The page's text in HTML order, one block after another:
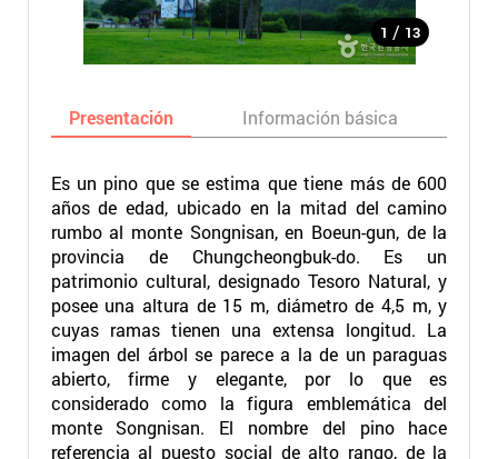
1 / 13
Presentación Información básica
Es un pino que se estima que tiene más de 600
años de edad, ubicado en la mitad del camino
rumbo al monte Songnisan, en Boeun-gun, de la
provincia de Chungcheongbuk-do. Es un
patrimonio cultural, designado Tesoro Natural, y
posee una altura de 15 m, diámetro de 4,5 m, y
cuyas ramas tienen una extensa longitud. La
imagen del árbol se parece a la de un paraguas
abierto, firme y elegante, por lo que es
considerado como la figura emblemática del
monte Songnisan. El nombre del pino hace
referencia al puesto social de alto rango, de la